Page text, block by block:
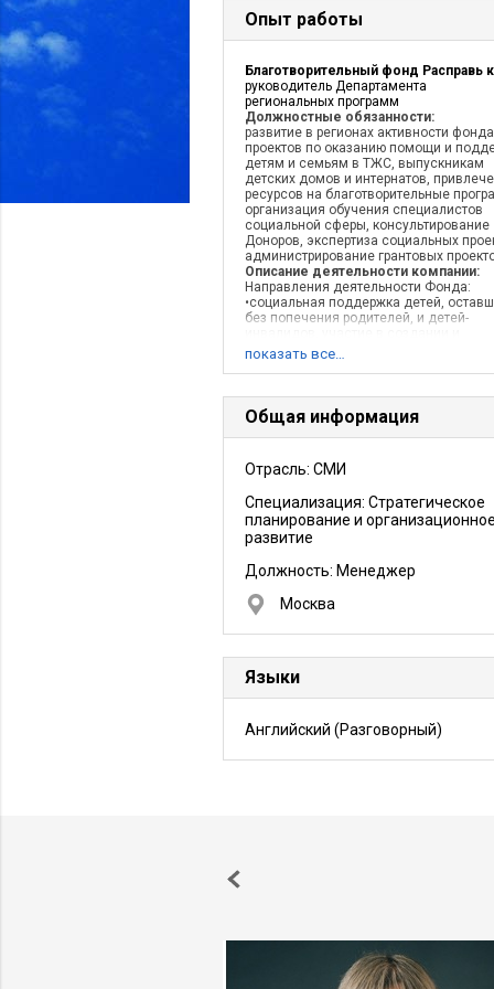
Опыт работы
руководитель Департамента
региональных программ
Должностные обязанности:
развитие в регионах активности фонда
проектов по оказанию помощи и
детям и семьям в ТЖС, выпускникам
детских домов и интернатов,
ресурсов на благотворительные
организация обучения специалистов
социальной сферы, консультирование
Доноров, экспертиза социальных
администрирование грантовых
Описание деятельности компании:
Направления деятельности Фонда:
•социальная поддержка детей,
без попечения родителей, и детей-
деятельности организаций,
•содействие защите детства;
помощи в различных её формах
государственным и муниципальным
некоммерческим организациям,
воспитании и обучении детей,
инвалидов; •вовлечение различных
российского общества в добровольную
благотворительную деятельность; •сбор
средств для оказания бескорыстной
помощи детям, оставшимся без
родителей, и детям-инвалидам.
показать все…
Общая информация
Отрасль: СМИ
Специализация: Стратегическое
планирование и организационное
развитие
Должность: Менеджер
Москва
Языки
Английский (Разговорный)